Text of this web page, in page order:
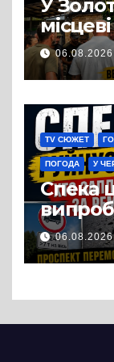
У
Три»,
06.08.2026
TV СЮЖЕТ
ПОГОДА У
Спека
лише
Черкас